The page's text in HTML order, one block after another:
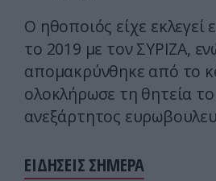
Ο ηθοποιός είχε
το 2019 με τον ΣΥΡΙΖΑ,
απομακρύνθηκε από το
ολοκλήρωσε τη θητεία
ανεξάρτητος
ΕΙΔΗΣΕΙΣ ΣΗΜΕΡΑ